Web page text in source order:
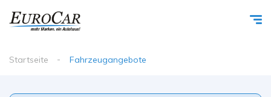
Startseite Fahrzeugangebote